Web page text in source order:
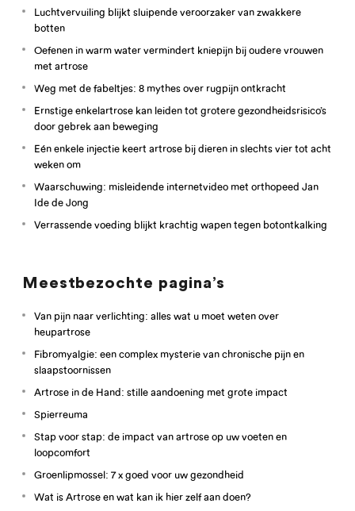
Luchtvervuiling blijkt sluipende veroorzaker van zwakkere
botten
Oefenen in warm water vermindert kniepijn bij oudere vrouwen
met artrose
Weg met de fabeltjes: 8 mythes over rugpijn ontkracht
Ernstige enkelartrose kan leiden tot grotere gezondheidsrisico’s
door gebrek aan beweging
Eén enkele injectie keert artrose bij dieren in slechts vier tot acht
weken om
Waarschuwing: misleidende internetvideo met orthopeed Jan
Ide de Jong
Verrassende voeding blijkt krachtig wapen tegen botontkalking
Meestbezochte pagina’s
Van pijn naar verlichting: alles wat u moet weten over
heupartrose
Fibromyalgie: een complex mysterie van chronische pijn en
slaapstoornissen
Artrose in de Hand: stille aandoening met grote impact
Spierreuma
Stap voor stap: de impact van artrose op uw voeten en
loopcomfort
Groenlipmossel: 7 x goed voor uw gezondheid
Wat is Artrose en wat kan ik hier zelf aan doen?